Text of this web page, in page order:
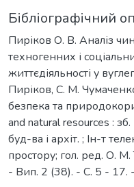
Бібліографічний
Пиріков О. В. Аналіз
техногенних і
життєдіяльності у
Пиріков, С. М.
безпека та
and natural resources :
буд-ва і архіт. ; Ін-т
простору; гол. ред. О.
- Вип. 2 (38). - С. 5 - 17. -